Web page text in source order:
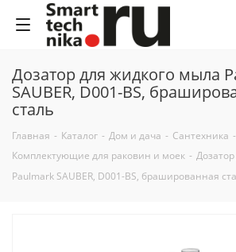
Дозатор для жидкого мыла
SAUBER, D001-BS,
сталь
Главная - Каталог - Дом и дача - Сантехника -
Комплектующие для раковин и моек -
Paulmark SAUBER, D001-BS, брашированная